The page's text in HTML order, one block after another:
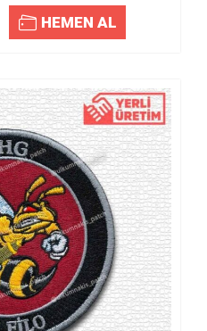
HEMEN AL